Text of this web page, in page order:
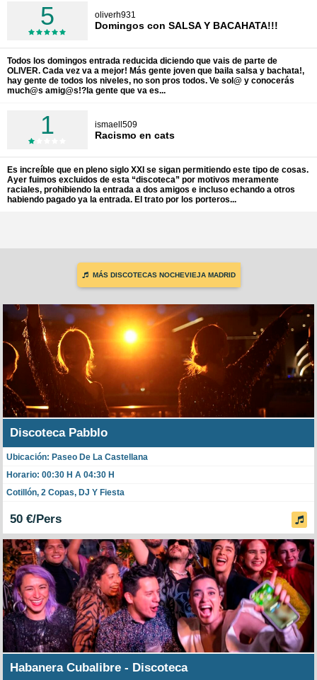
5 oliverh931
Domingos con SALSA Y BACAHATA!!!
Todos los domingos entrada reducida diciendo que vais de parte de
OLIVER. Cada vez va a mejor! Más gente joven que baila salsa y bachata!,
hay gente de todos los niveles, no son pros todos. Ve sol@ y conocerás
much@s amig@s!?la gente que va es...
1 ismaell509
Racismo en cats
Es increíble que en pleno siglo XXI se sigan permitiendo este tipo de cosas.
Ayer fuimos excluidos de esta “discoteca” por motivos meramente
raciales, prohibiendo la entrada a dos amigos e incluso echando a otros
habiendo pagado ya la entrada. El trato por los porteros...
MÁS DISCOTECAS NOCHEVIEJA MADRID
Discoteca Pabblo
Ubicación: Paseo De La Castellana
Horario: 00:30 H A 04:30 H
Cotillón, 2 Copas, DJ Y Fiesta
50 €/Pers
Habanera Cubalibre - Discoteca